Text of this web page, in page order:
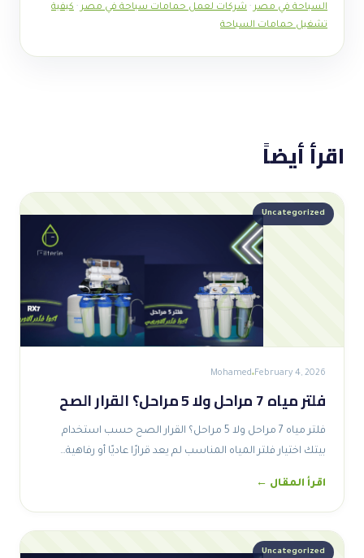
السباحة في مصر · شركات لعمل حمامات سباحة في مصر · كيفية
تشغيل حمامات السباحة
اقرأ أيضاً
Uncategorized
February 4, 2026
Mohamed
فلتر مياه 7 مراحل ولا 5 مراحل؟ القرار الصح
فلتر مياه 7 مراحل ولا 5 مراحل؟ القرار الصح حسب استخدام
بيتك اختيار فلتر المياه المناسب لم يعد قرارًا عاديًا أو رفاهية…
اقرأ المقال ←
Uncategorized